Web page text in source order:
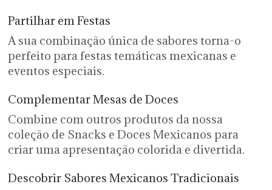
Partilhar em Festas
A sua combinação única de sabores torna-o
perfeito para festas temáticas mexicanas e
eventos especiais.
Complementar Mesas de Doces
Combine com outros produtos da nossa
coleção de Snacks e Doces Mexicanos para
criar uma apresentação colorida e divertida.
Descobrir Sabores Mexicanos Tradicionais